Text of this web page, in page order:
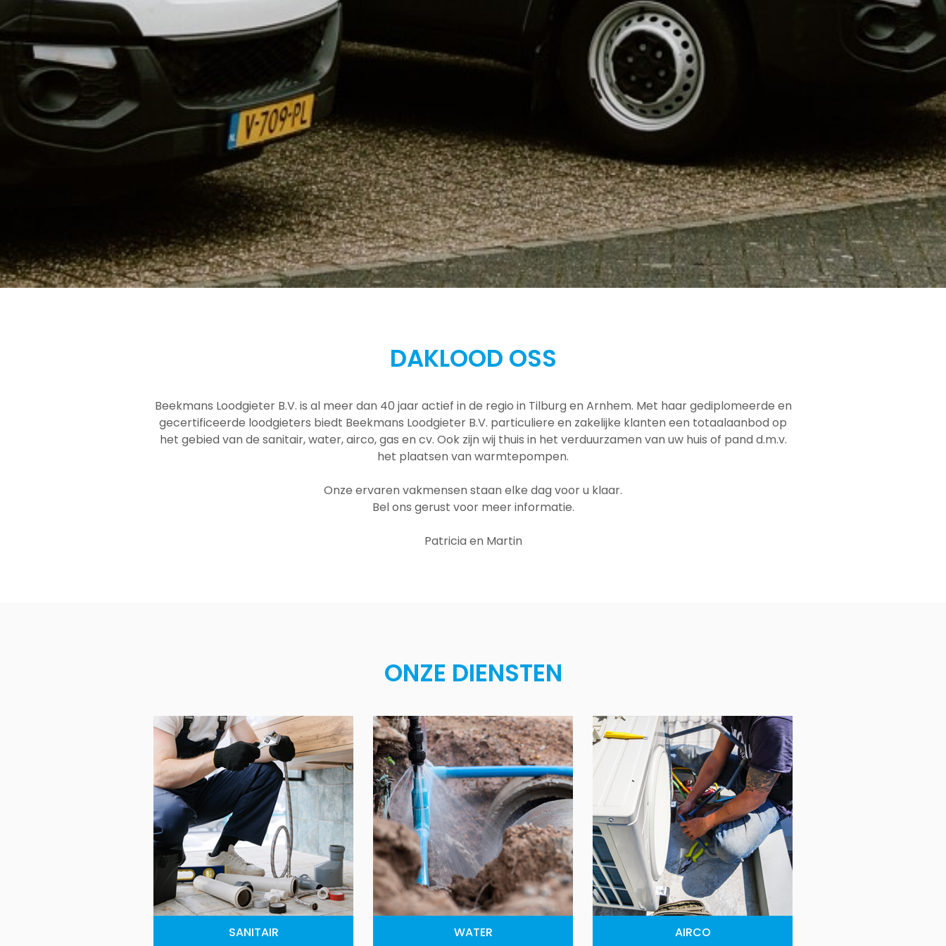
DAKLOOD OSS
Beekmans Loodgieter B.V. is al meer dan 40 jaar actief in de regio in Tilburg en Arnhem. Met haar gediplomeerde en
gecertificeerde loodgieters biedt Beekmans Loodgieter B.V. particuliere en zakelijke klanten een totaalaanbod op
het gebied van de sanitair, water, airco, gas en cv. Ook zijn wij thuis in het verduurzamen van uw huis of pand d.m.v.
het plaatsen van warmtepompen.
Onze ervaren vakmensen staan elke dag voor u klaar.
Bel ons gerust voor meer informatie.
Patricia en Martin
ONZE DIENSTEN
SANITAIR WATER AIRCO